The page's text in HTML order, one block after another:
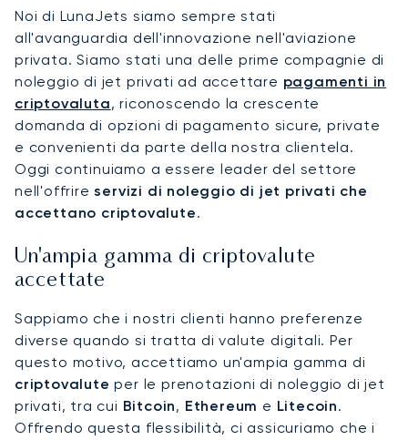
Noi di LunaJets siamo sempre stati
all'avanguardia dell'innovazione nell'aviazione
privata. Siamo stati una delle prime compagnie di
noleggio di jet privati ad accettare pagamenti in
criptovaluta, riconoscendo la crescente
domanda di opzioni di pagamento sicure, private
e convenienti da parte della nostra clientela.
Oggi continuiamo a essere leader del settore
nell'offrireservizi di noleggio di jet privati che
accettano criptovalute.
Un'ampia gamma di criptovalute
accettate
Sappiamo che i nostri clienti hanno preferenze
diverse quando si tratta di valute digitali. Per
questo motivo, accettiamo un'ampia gamma di
criptovalute per le prenotazioni di noleggio di jet
privati, tra cui Bitcoin, Ethereum e Litecoin.
Offrendo questa flessibilità, ci assicuriamo che i